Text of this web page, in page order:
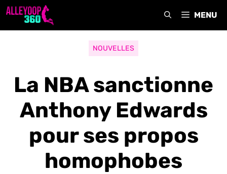
Aller
MENU
NOUVELLES
La NBA sanctionne
Anthony Edwards
pour ses propos
homophobes